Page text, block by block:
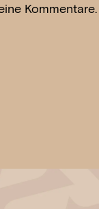
Kommentare.